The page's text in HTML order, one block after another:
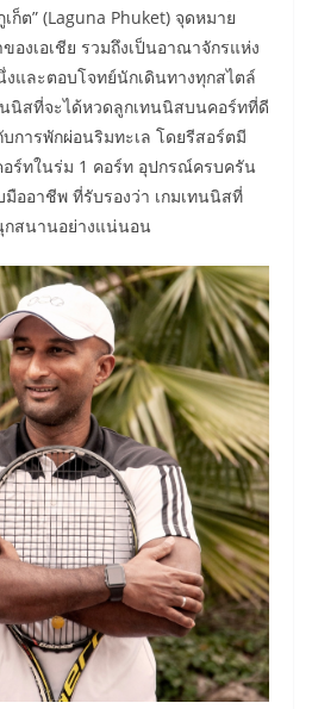
ต” (Laguna Phuket) จุดหมาย
งเอเชีย รวมถึงเป็นอาณาจักรแห่ง
และตอบโจทย์นักเดินทางทุกสไตล์
นิสที่จะได้หวดลูกเทนนิสบนคอร์ทที่ดี
การพักผ่อนริมทะเล โดยรีสอร์ตมี
อร์ทในร่ม 1 คอร์ท อุปกรณ์ครบครัน
ออาชีพ ที่รับรองว่า เกมเทนนิสที่
กสนานอย่างแน่นอน